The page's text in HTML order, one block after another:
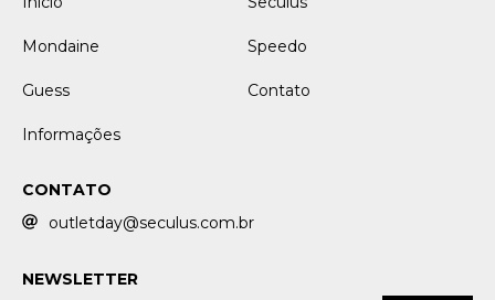
Mondaine Speedo
Guess Contato
Informações
CONTATO
outletday@seculus.com.br
NEWSLETTER